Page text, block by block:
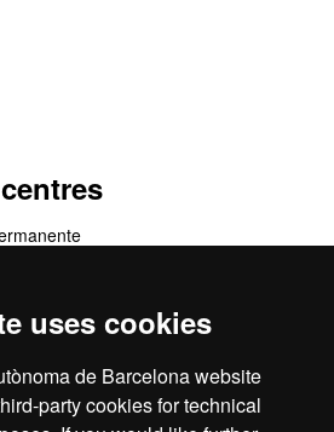
uses cookies
de Barcelona website
party cookies for technical
centres